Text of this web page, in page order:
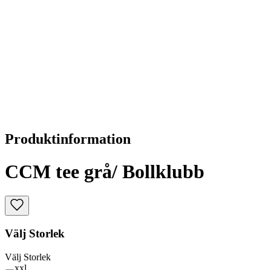
Produktinformation
CCM tee grå/ Bollklubb
Välj Storlek
Välj Storlek
xxl